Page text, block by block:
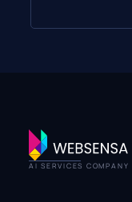
AI SERVICES COMPANY